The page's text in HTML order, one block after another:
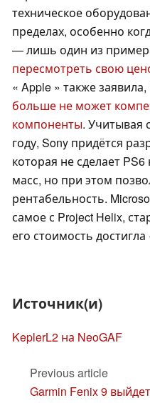
техническое
пределах, особенно
— лишь один из
пересмотреть свою
« Apple » также
больше не может
компоненты. Учитывая
году, Sony придётся
которая не сделает
масс, но при этом
рентабельность.
самое с Project Helix,
его стоимость
Источник(и)
KeplerL2 на NeoGAF
Previous article
Garmin Fenix 9 выйдет